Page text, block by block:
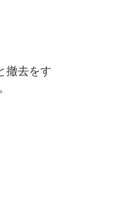
撤去をす